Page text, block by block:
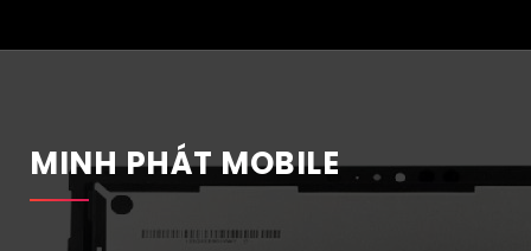
MINH PHÁT MOBILE